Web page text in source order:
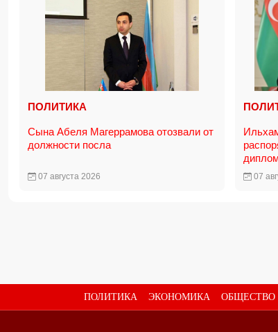
ПОЛИТИКА
Сына Абеля Магеррамова отозвали от
должности посла
07 августа 2026 07
ПОЛИТИКА ЭКОНОМИКА ОБЩЕСТВО